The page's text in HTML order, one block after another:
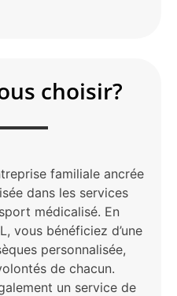
choisir?
familiale ancrée
dans les services
médicalisé. En
vous bénéficiez d’une
personnalisée,
de chacun.
un service de